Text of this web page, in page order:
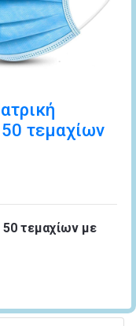
τεμαχίων
τεμαχίων με